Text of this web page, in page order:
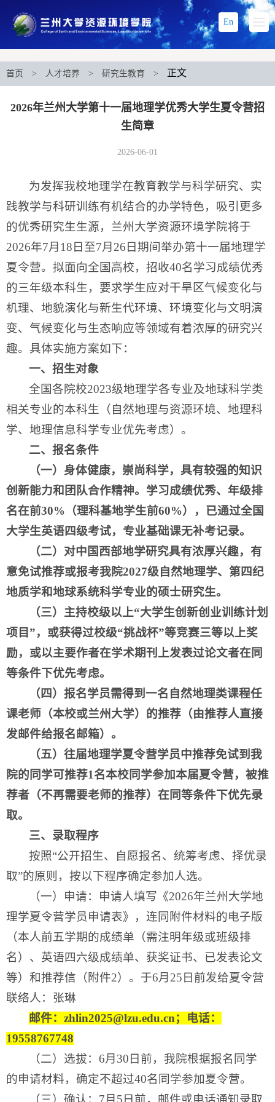
En
首页 > 人才培养 > 研究生教育 > 正文
2026年兰州大学第十一届地理学优秀大学生夏令营招
生简章
2026-06-01
为发挥我校地理学在教育教学与科学研究、实
践教学与科研训练有机结合的办学特色，吸引更多
的优秀研究生生源，兰州大学资源环境学院将于
2026年7月18日至7月26日期间举办第十一届地理学
夏令营。拟面向全国高校，招收40名学习成绩优秀
的三年级本科生，要求学生应对干旱区气候变化与
机理、地貌演化与新生代环境、环境变化与文明演
变、气候变化与生态响应等领域有着浓厚的研究兴
趣。具体实施方案如下：
一、招生对象
全国各院校2023级地理学各专业及地球科学类
相关专业的本科生（自然地理与资源环境、地理科
学、地理信息科学专业优先考虑）。
二、报名条件
（一）身体健康，崇尚科学，具有较强的知识
创新能力和团队合作精神。学习成绩优秀、年级排
名在前30%（理科基地学生前60%），已通过全国
大学生英语四级考试，专业基础课无补考记录。
（二）对中国西部地学研究具有浓厚兴趣，有
意免试推荐或报考我院2027级自然地理学、第四纪
地质学和地球系统科学专业的硕士研究生。
（三）主持校级以上“大学生创新创业训练计划
项目”，或获得过校级“挑战杯”等竞赛三等以上奖
励，或以主要作者在学术期刊上发表过论文者在同
等条件下优先考虑。
（四）报名学员需得到一名自然地理类课程任
课老师（本校或兰州大学）的推荐（由推荐人直接
发邮件给报名邮箱）。
（五）往届地理学夏令营学员中推荐免试到我
院的同学可推荐1名本校同学参加本届夏令营，被推
荐者（不再需要老师的推荐）在同等条件下优先录
取。
三、录取程序
按照“公开招生、自愿报名、统筹考虑、择优录
取”的原则，按以下程序确定参加人选。
（一）申请：申请人填写《2026年兰州大学地
理学夏令营学员申请表》，连同附件材料的电子版
（本人前五学期的成绩单（需注明年级或班级排
名）、英语四六级成绩单、获奖证书、已发表论文
等）和推荐信（附件2）。于6月25日前发给夏令营
联络人：张琳
邮件：zhlin2025@lzu.edu.cn；电话：
19558767748
（二）选拔：6月30日前，我院根据报名同学
的申请材料，确定不超过40名同学参加夏令营。
（三）确认：7月5日前，邮件或电话通知录取